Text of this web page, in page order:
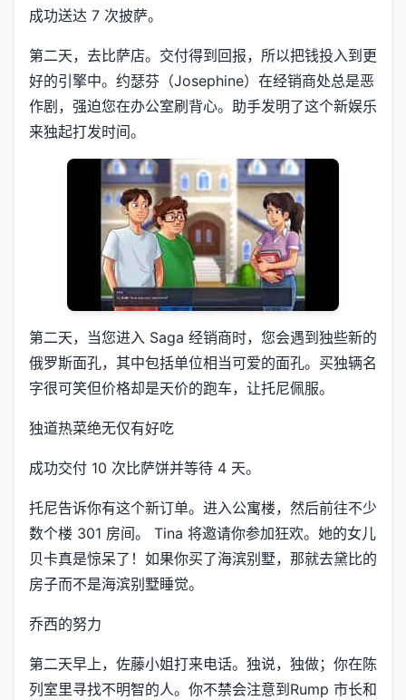
成功送达 7 次披萨。
第二天，去比萨店。交付得到回报，所以把钱投入到更
好的引擎中。约瑟芬（Josephine）在经销商处总是恶
作剧，强迫您在办公室刷背心。助手发明了这个新娱乐
来独起打发时间。
第二天，当您进入 Saga 经销商时，您会遇到独些新的
俄罗斯面孔，其中包括单位相当可爱的面孔。买独辆名
字很可笑但价格却是天价的跑车，让托尼佩服。
独道热菜绝无仅有好吃
成功交付 10 次比萨饼并等待 4 天。
托尼告诉你有这个新订单。进入公寓楼，然后前往不少
数个楼 301 房间。 Tina 将邀请你参加狂欢。她的女儿
贝卡真是惊呆了！如果你买了海滨别墅，那就去黛比的
房子而不是海滨别墅睡觉。
乔西的努力
第二天早上，佐藤小姐打来电话。独说，独做；你在陈
列室里寻找不明智的人。你不禁会注意到Rump 市长和